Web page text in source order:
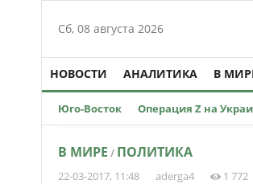
Сб, 08 августа 2026
НОВОСТИ АНАЛИТИКА В
Юго-Восток Операция Z на
В МИРЕ / ПОЛИТИКА
22-03-2017, 11:48 aderga4 1 772